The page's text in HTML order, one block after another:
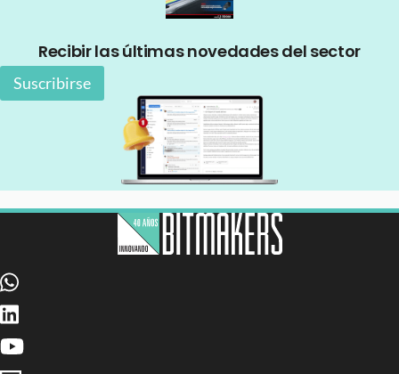
Recibir las últimas novedades del sector
Suscribirse